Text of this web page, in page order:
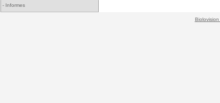
- Informes
Biolovision